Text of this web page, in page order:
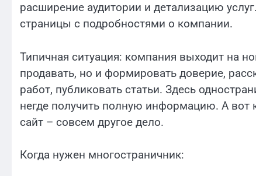
расширение аудитории и детализацию
страницы с подробностями о компании.
Типичная ситуация: компания выходит на
продавать, но и формировать доверие,
работ, публиковать статьи. Здесь
негде получить полную информацию. А
сайт – совсем другое дело.
Когда нужен многостраничник: